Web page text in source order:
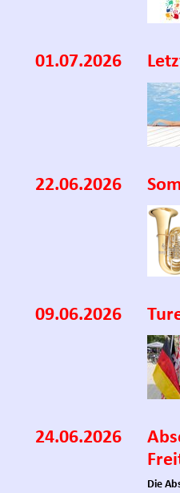
01.07.2026
22.06.2026
09.06.2026
24.06.2026
Die